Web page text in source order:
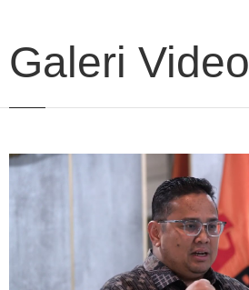
Galeri Video